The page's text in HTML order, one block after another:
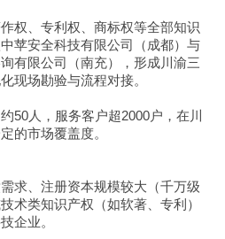
权、专利权、商标权等全部知识
苹安全科技有限公司（成都）与
有限公司（南充），形成川渝三
现场勘验与流程对接。
50人，服务客户超2000户，在川
的市场覆盖度。
求、注册资本规模较大（千万级
术类知识产权（如软著、专利）
企业。